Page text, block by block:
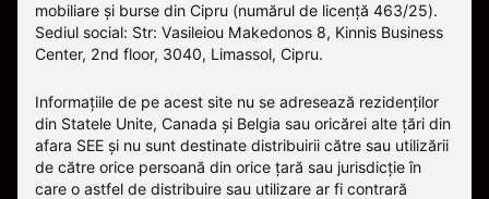
mobiliare și burse din Cipru (numărul de licență 463/25).
Sediul social: Str: Vasileiou Makedonos 8, Kinnis Business
Center, 2nd floor, 3040, Limassol, Cipru.
Informațiile de pe acest site nu se adresează rezidenților
din Statele Unite, Canada și Belgia sau oricărei alte țări din
afara SEE și nu sunt destinate distribuirii către sau utilizării
de către orice persoană din orice țară sau jurisdicție în
care o astfel de distribuire sau utilizare ar fi contrară